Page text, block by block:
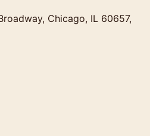
Chicago, IL 60657,